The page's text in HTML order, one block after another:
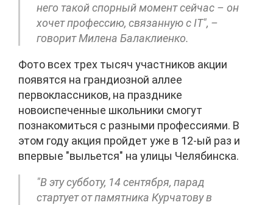
него такой спорный момент сейчас – он
хочет профессию, связанную с IT", –
говорит Милена Балаклиенко.
Фото всех трех тысяч участников акции
появятся на грандиозной аллее
первоклассников, на празднике
новоиспеченные школьники смогут
познакомиться с разными профессиями. В
этом году акция пройдет уже в 12-ый раз и
впервые "выльется" на улицы Челябинска.
"В эту субботу, 14 сентября, парад
стартует от памятника Курчатову в